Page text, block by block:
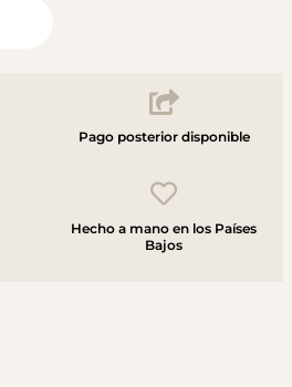
Pago posterior disponible
Hecho a mano en los Países
Bajos